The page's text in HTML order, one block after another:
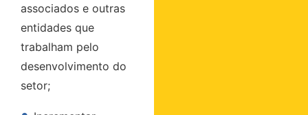
associados e outras
entidades que
trabalham pelo
desenvolvimento do
setor;